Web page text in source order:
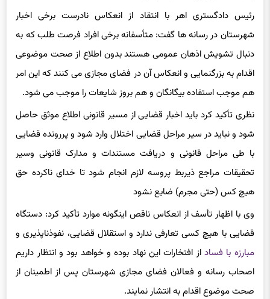
رئیس دادگستری اهر با انتقاد از انعکاس نادرست برخی اخبار
شهرستان در رسانه ها گفت: متأسفانه برخی افراد فرصت طلب که به
دنبال تشویش اذهان عمومی هستند بدون اطلاع از صحت موضوعی
اقدام به بزرگنمایی و انعکاس آن در فضای مجازی می کنند که این امر
هم موجب استفاده بیگانگان و هم بروز شایعات را موجب می شود.
نظری تأکید کرد باید اخبار قضایی از مسیر قانونی اطلاع موثق حاصل
شود و نباید در سیر مراحل قضایی اختلال وارد شود و پررونده قضایی
با طی مراحل قانونی و دریافت مستندات و مدارک قانونی وسیر
تحقیقات مراجع ذیربط پروسه لازم انجام شود تا خدای ناکرده حق
هیچ کس (حتی مجرم) ضایع نشود
وی با اظهار تأسف از انعکاس ناقص اینگونه موارد تأکید کرد: دستگاه
قضایی با هیچ کسی تعارفی ندارد و استقلال قضایی، نفوذناپذیری و
مبارزه با فساداز افتخارات این نهاد بوده و خواهد بود و انتظار داریم
اصحاب رسانه و فعالان فضای مجازی شهرستان پس از اطمینان از
صحت موضوع اقدام به انتشار نمایند.